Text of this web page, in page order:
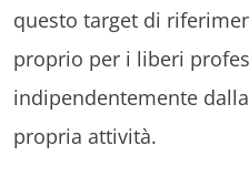
questo target di
proprio per i liberi
indipendentemente
propria attività.